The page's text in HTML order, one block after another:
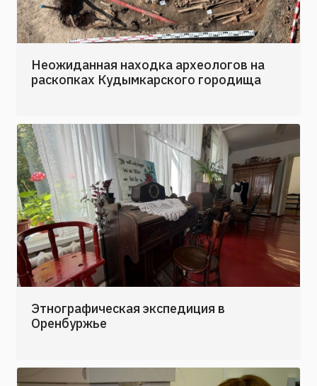
Неожиданная находка археологов на
раскопках Кудымкарского городища
Этнографическая экспедиция в
Оренбуржье